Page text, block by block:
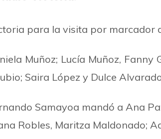
para la visita por marcador
Muñoz; Lucía Muñoz,
Saira López y Dulce
Samayoa mandó a Ana
Robles, Maritza Maldonado;